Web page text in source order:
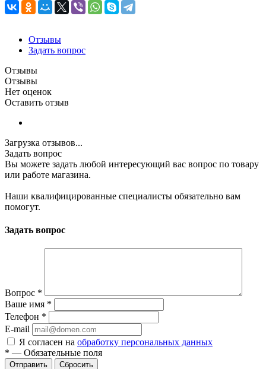
Отзывы
Задать вопрос
Отзывы
Отзывы
Нет оценок
Оставить отзыв
Загрузка отзывов...
Задать вопрос
Вы можете задать любой интересующий вас вопрос по товару
или работе магазина.
Наши квалифицированные специалисты обязательно вам
помогут.
Задать вопрос
Вопрос *
Ваше имя *
Телефон *
E-mail
Я согласен на обработку персональных данных
* — Обязательные поля
Сбросить